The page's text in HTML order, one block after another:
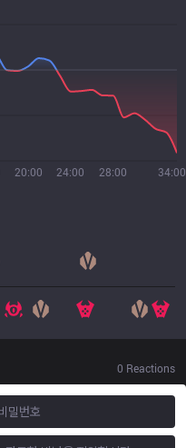
20:00 24:00 28:00 34:00
0 Reactions